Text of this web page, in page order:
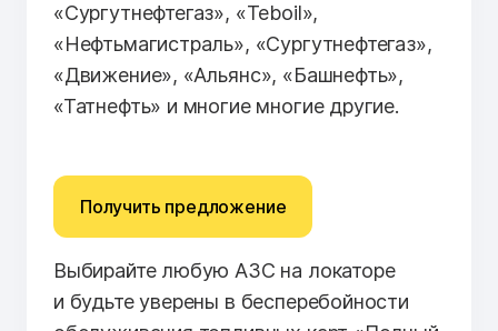
«Сургутнефтегаз», «Teboil»,
«Нефтьмагистраль», «Сургутнефтегаз»,
«Движение», «Альянс», «Башнефть»,
«Татнефть» и многие многие другие.
Получить предложение
Выбирайте любую АЗС на локаторе
и будьте уверены в бесперебойности